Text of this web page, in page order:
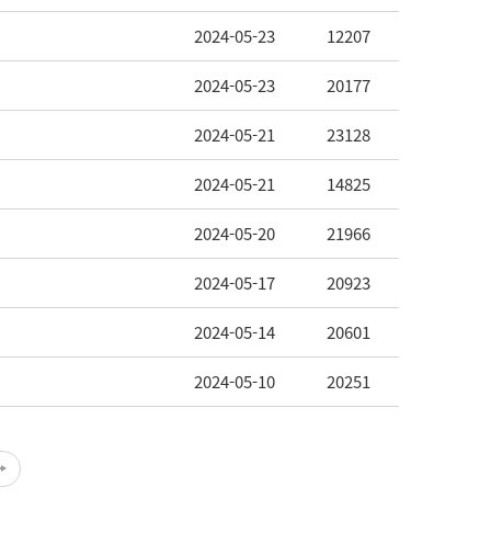
2024-05-23 12207
2024-05-23 20177
2024-05-21 23128
2024-05-21 14825
2024-05-20 21966
2024-05-17 20923
2024-05-14 20601
2024-05-10 20251